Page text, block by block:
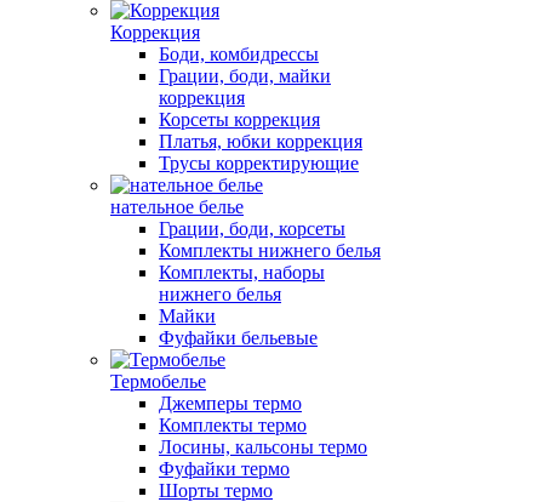
Коррекция
Боди, комбидрессы
Грации, боди, майки
коррекция
Корсеты коррекция
Платья, юбки коррекция
Трусы корректирующие
нательное белье
Грации, боди, корсеты
Комплекты нижнего белья
Комплекты, наборы
нижнего белья
Майки
Фуфайки бельевые
Термобелье
Джемперы термо
Комплекты термо
Лосины, кальсоны термо
Фуфайки термо
Шорты термо